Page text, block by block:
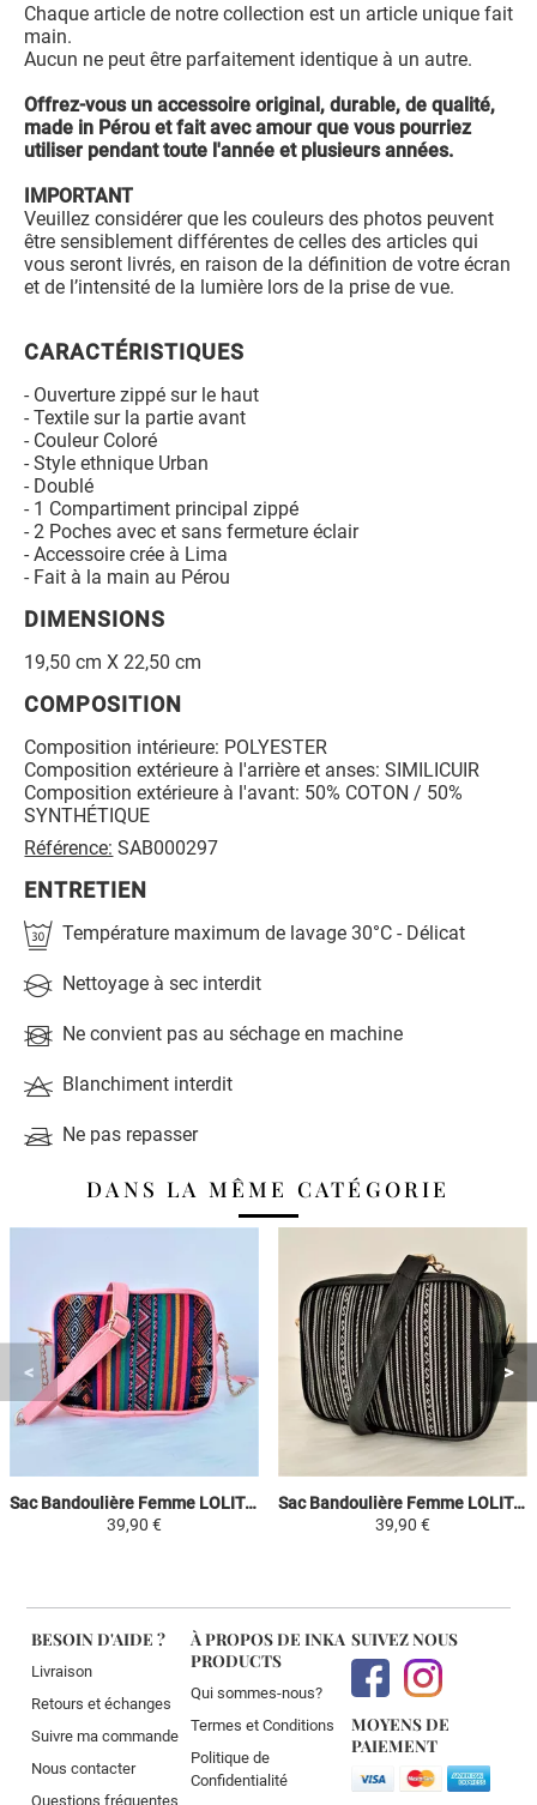
Chaque article de notre collection est un article unique fait
main.
Aucun ne peut être parfaitement identique à un autre.
Offrez-vous un accessoire original, durable, de qualité,
made in Pérou et fait avec amour que vous pourriez
utiliser pendant toute l'année et plusieurs années.
IMPORTANT
Veuillez considérer que les couleurs des photos peuvent
être sensiblement différentes de celles des articles qui
vous seront livrés, en raison de la définition de votre écran
et de l’intensité de la lumière lors de la prise de vue.
CARACTÉRISTIQUES
- Ouverture zippé sur le haut
- Textile sur la partie avant
- Couleur Coloré
- Style ethnique Urban
- Doublé
- 1 Compartiment principal zippé
- 2 Poches avec et sans fermeture éclair
- Accessoire crée à Lima
- Fait à la main au Pérou
DIMENSIONS
19,50 cm X 22,50 cm
COMPOSITION
Composition intérieure: POLYESTER
Composition extérieure à l'arrière et anses: SIMILICUIR
Composition extérieure à l'avant: 50% COTON / 50%
SYNTHÉTIQUE
Référence: SAB000297
ENTRETIEN
Température maximum de lavage 30°C - Délicat
Nettoyage à sec interdit
Ne convient pas au séchage en machine
Blanchiment interdit
Ne pas repasser
DANS LA MÊME CATÉGORIE
Sac Bandoulière Femme LOLITA - Rose / Coloré - Toile Péruvienne Motifs Ethniques
39,90 €
Sac Bandoulière Femme LOLITA - Blanc / Noir - Toile Péruvienne Motifs Ethniques
39,90 €
BESOIN D'AIDE ?
Livraison
Retours et échanges
Suivre ma commande
Nous contacter
Questions fréquentes
À PROPOS DE INKA
PRODUCTS
Qui sommes-nous?
Termes et Conditions
Politique de
Confidentialité
SUIVEZ NOUS
MOYENS DE
PAIEMENT